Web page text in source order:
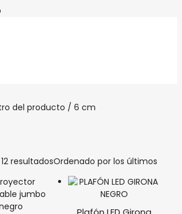
del producto / 6 cm
resultadosOrdenado por los últimos